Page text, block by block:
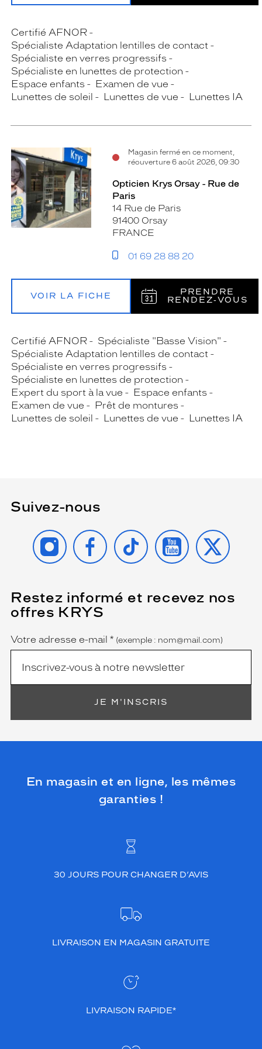
Certifié AFNOR
Spécialiste Adaptation lentilles de contact
Spécialiste en verres progressifs
Spécialiste en lunettes de protection
Espace enfants
Examen de vue
Lunettes de soleil
Lunettes de vue Lunettes IA
Magasin fermé en ce moment,
réouverture 6 août 2026, 09:30
Opticien Krys Orsay - Rue de
Paris
14 Rue de Paris
91400 Orsay
FRANCE
01 69 28 88 20
VOIR LA FICHE
PRENDRE
RENDEZ‑VOUS
Certifié AFNOR
Spécialiste "Basse Vision"
Spécialiste Adaptation lentilles de contact
Spécialiste en verres progressifs
Spécialiste en lunettes de protection
Expert du sport à la vue
Espace enfants
Examen de vue
Prêt de montures
Lunettes de soleil
Lunettes de vue Lunettes IA
Suivez-nous
INSTAGRAMFACEBOOK
TIKTOK YOUTUBE
X
Restez informé et recevez nos
offres KRYS
Name
Votre adresse e-mail *
(Ce
champ
est
obligatoire)
(exemple : nom@mail.com)
JE M'INSCRIS
En magasin et en ligne, les mêmes
garanties !
30 JOURS POUR CHANGER D’AVIS
LIVRAISON EN MAGASIN GRATUITE
LIVRAISON RAPIDE*